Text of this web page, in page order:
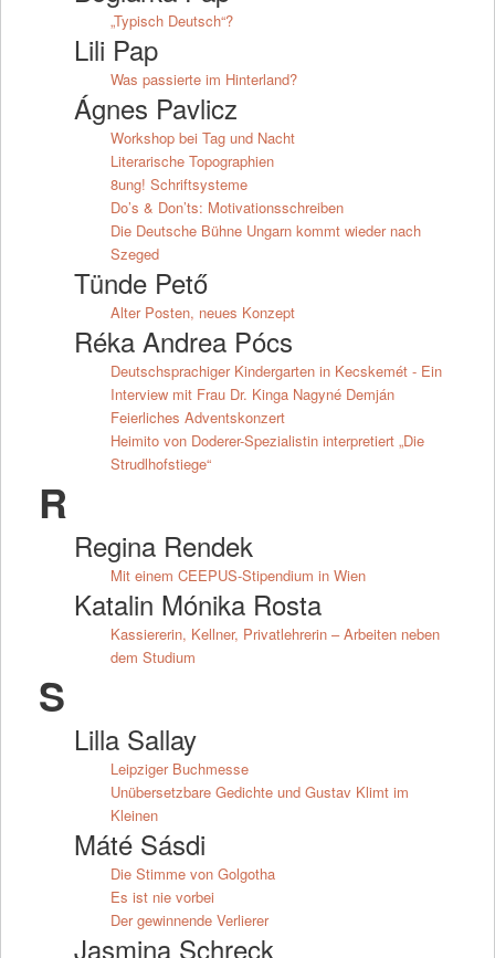
„Typisch Deutsch“?
Lili Pap
Was passierte im Hinterland?
Ágnes Pavlicz
Workshop bei Tag und Nacht
Literarische Topographien
8ung! Schriftsysteme
Do’s & Don’ts: Motivationsschreiben
Die Deutsche Bühne Ungarn kommt wieder nach
Szeged
Tünde Pető
Alter Posten, neues Konzept
Réka Andrea Pócs
Deutschsprachiger Kindergarten in Kecskemét - Ein
Interview mit Frau Dr. Kinga Nagyné Demján
Feierliches Adventskonzert
Heimito von Doderer-Spezialistin interpretiert „Die
Strudlhofstiege“
R
Regina Rendek
Mit einem CEEPUS-Stipendium in Wien
Katalin Mónika Rosta
Kassiererin, Kellner, Privatlehrerin – Arbeiten neben
dem Studium
S
Lilla Sallay
Leipziger Buchmesse
Unübersetzbare Gedichte und Gustav Klimt im
Kleinen
Máté Sásdi
Die Stimme von Golgotha
Es ist nie vorbei
Der gewinnende Verlierer
Jasmina Schreck